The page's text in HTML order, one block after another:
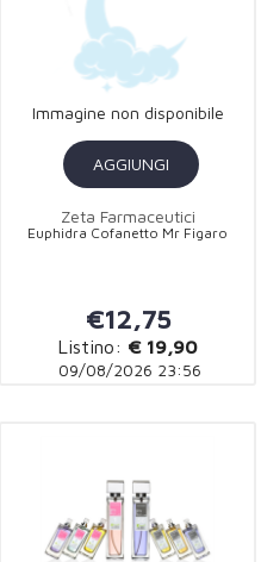
Immagine non disponibile
AGGIUNGI
Zeta Farmaceutici
Euphidra Cofanetto Mr Figaro
€12,75
Listino: € 19,90
09/08/2026 23:56